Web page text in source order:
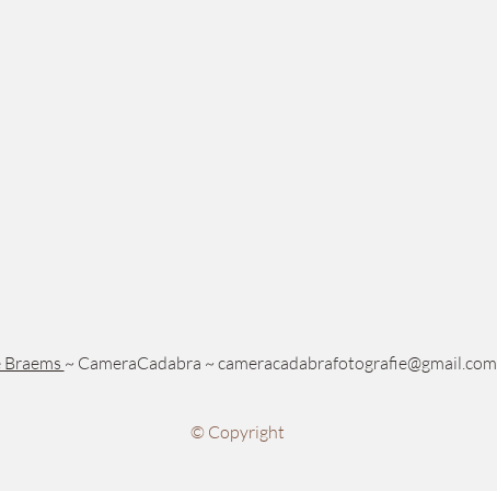
~ CameraCadabra ~ cameracadabrafotografie@gmail.com
© Copyright